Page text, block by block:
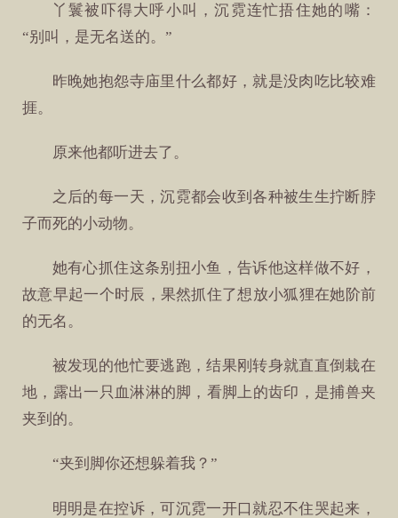
丫鬟被吓得大呼小叫，沉霓连忙捂住她的嘴：
“别叫，是无名送的。”
昨晚她抱怨寺庙里什么都好，就是没肉吃比较难
捱。
原来他都听进去了。
之后的每一天，沉霓都会收到各种被生生拧断脖
子而死的小动物。
她有心抓住这条别扭小鱼，告诉他这样做不好，
故意早起一个时辰，果然抓住了想放小狐狸在她阶前
的无名。
被发现的他忙要逃跑，结果刚转身就直直倒栽在
地，露出一只血淋淋的脚，看脚上的齿印，是捕兽夹
夹到的。
“夹到脚你还想躲着我？”
明明是在控诉，可沉霓一开口就忍不住哭起来，